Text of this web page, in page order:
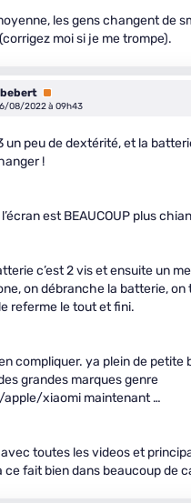
les gens changent de
moi si je me trompe).
Premium
08/2022 à 09h43
un peu de dextérité, et la
!
est BEAUCOUP plus
c’est 2 vis et ensuite un
on débranche la batterie, on
referme le tout et fini.
compliquer. ya plein de petite
grandes marques genre
apple/xiaomi maintenant …
avec toutes les videos et
ce fait bien dans beaucoup de